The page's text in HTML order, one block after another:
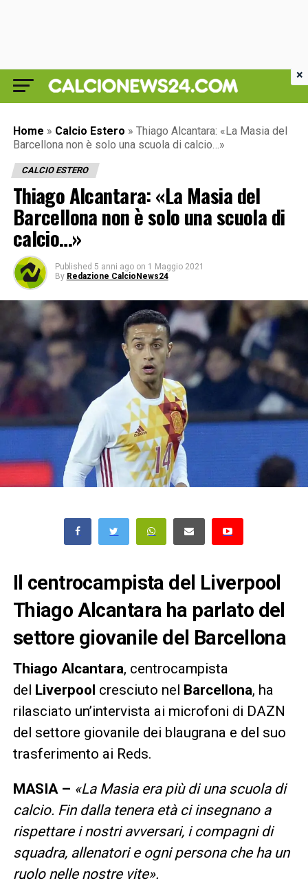
Home » Calcio Estero » Thiago Alcantara: «La Masia del
Barcellona non è solo una scuola di calcio…»
CALCIO ESTERO
Thiago Alcantara: «La Masia del
Barcellona non è solo una scuola di
calcio…»
Published 5 anni ago on 1 Maggio 2021
By Redazione CalcioNews24
Il centrocampista del Liverpool
Thiago Alcantara ha parlato del
settore giovanile del Barcellona
Thiago Alcantara, centrocampista
del Liverpool cresciuto nel Barcellona, ha
rilasciato un’intervista ai microfoni di DAZN
del settore giovanile dei blaugrana e del suo
trasferimento ai Reds.
MASIA – «La Masia era più di una scuola di
calcio. Fin dalla tenera età ci insegnano a
rispettare i nostri avversari, i compagni di
squadra, allenatori e ogni persona che ha un
ruolo nelle nostre vite».
×